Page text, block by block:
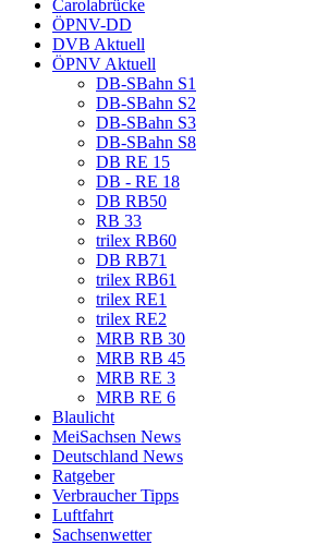
Carolabrücke
ÖPNV-DD
DVB Aktuell
ÖPNV Aktuell
DB-SBahn S1
DB-SBahn S2
DB-SBahn S3
DB-SBahn S8
DB RE 15
DB - RE 18
DB RB50
RB 33
trilex RB60
DB RB71
trilex RB61
trilex RE1
trilex RE2
MRB RB 30
MRB RB 45
MRB RE 3
MRB RE 6
Blaulicht
MeiSachsen News
Deutschland News
Ratgeber
Verbraucher Tipps
Luftfahrt
Sachsenwetter